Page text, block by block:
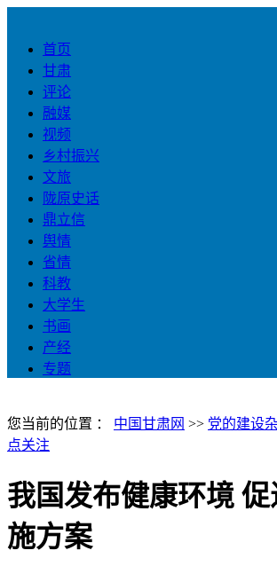
首页
甘肃
评论
融媒
视频
乡村振兴
文旅
陇原史话
鼎立信
舆情
省情
科教
大学生
书画
产经
专题
您当前的位置 ： 中国甘肃网 >> 党的建设
点关注
我国发布健康环境
施方案